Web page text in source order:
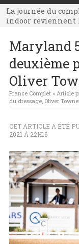
La journée du
indoor reviennent
indoor reviennent
Maryland
deuxième
Oliver
France Complet» Article
du dressage, Oliver
CET ARTICLE A ÉTÉ
2021 À 22H16